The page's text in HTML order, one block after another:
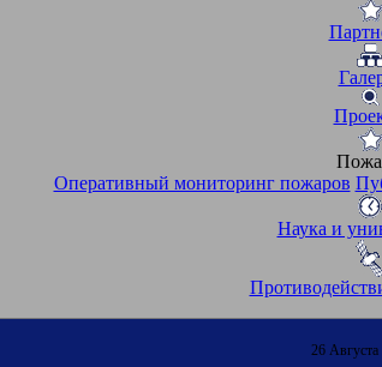
Оперативный мониторинг пожаров
Наука и
26 Августа